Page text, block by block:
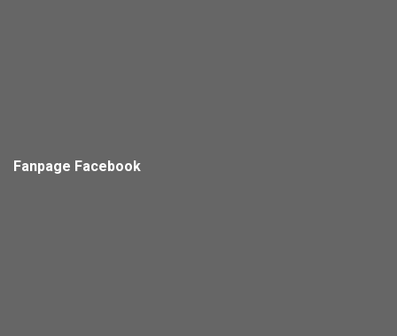
Fanpage Facebook